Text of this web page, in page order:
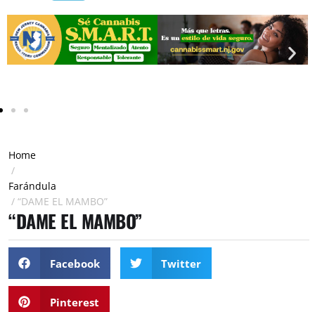
Home
/
Farándula
/ “DAME EL MAMBO”
“DAME EL MAMBO”
Facebook Twitter
Pinterest